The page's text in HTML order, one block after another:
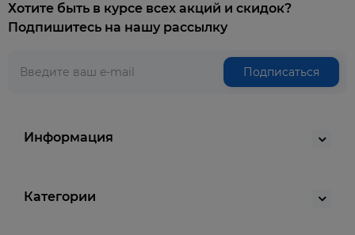
Хотите быть в курсе всех акций и скидок?
Подпишитесь на нашу рассылку
Подписаться
Информация
Категории